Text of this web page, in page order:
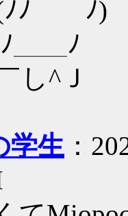
ﾉﾉ ﾉ)
ﾉ
し^Ｊ
学生 ：